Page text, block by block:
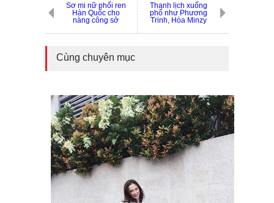
Sơ mi nữ phối ren
Hàn Quốc cho
nàng công sở
Thanh lịch xuống
phố như Phương
Trinh, Hòa Minzy
Cùng chuyên mục